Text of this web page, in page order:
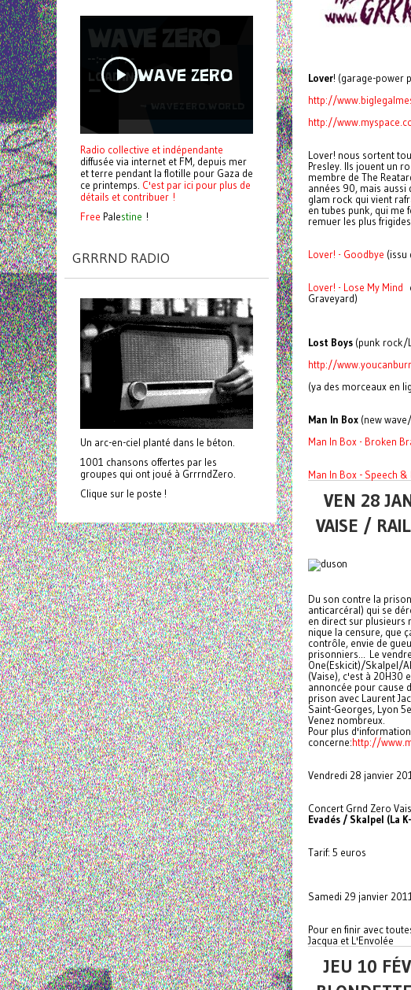
Lover! (garage-power
http://
http://
Lover! nous sortent
Presley. Ils jouent un
membre de The
années 90, mais
glam rock qui vient
en tubes punk, qui me
remuer les plus
Lover! - Goodbye (issu
Lover! - Lose My Mind
Graveyard)
Lost Boys (punk rock/
http://
(ya des morceaux en
Man In Box (new
Man In Box - Broken
Man In Box - Speech &
VEN 28
VAISE /
Du son contre la
anticarcéral) qui se
en direct sur plusieurs
nique la censure, que
contrôle, envie de
prisonniers... Le
One(Eskicit)/Skalpel/
(Vaise), c'est à 20H30
annoncée pour cause
prison avec Laurent
Saint-Georges, Lyon
Venez nombreux.
Pour plus
concerne:http://
Vendredi 28 janvier
Concert Grnd Zero
Evadés / Skalpel (La
Tarif: 5 euros
Samedi 29 janvier
Pour en finir avec
Jacqua et L'Envolée
JEU 10
Radio collective et indépendante
diffusée via internet et FM, depuis mer
et terre pendant la flotille pour Gaza de
ce printemps. C'est par ici pour plus de
détails et contribuer !
Free Palestine !
GRRRND RADIO
Un arc-en-ciel planté dans le béton.
1001 chansons offertes par les
groupes qui ont joué à GrrrndZero.
Clique sur le poste !